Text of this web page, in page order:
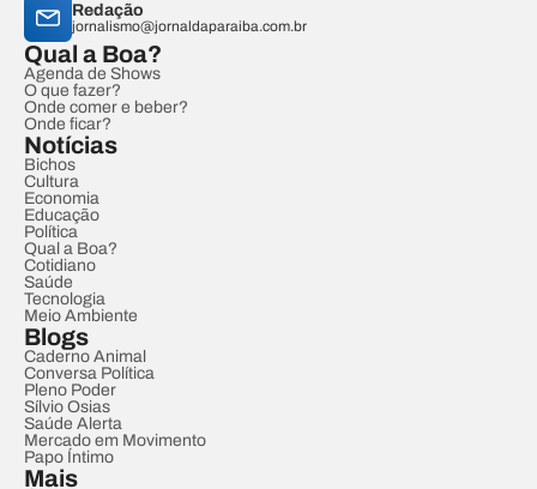
Redação
jornalismo@jornaldaparaiba.com.br
Qual a Boa?
Agenda de Shows
O que fazer?
Onde comer e beber?
Onde ficar?
Notícias
Bichos
Cultura
Economia
Educação
Política
Qual a Boa?
Cotidiano
Saúde
Tecnologia
Meio Ambiente
Blogs
Caderno Animal
Conversa Política
Pleno Poder
Sílvio Osias
Saúde Alerta
Mercado em Movimento
Papo Íntimo
Mais